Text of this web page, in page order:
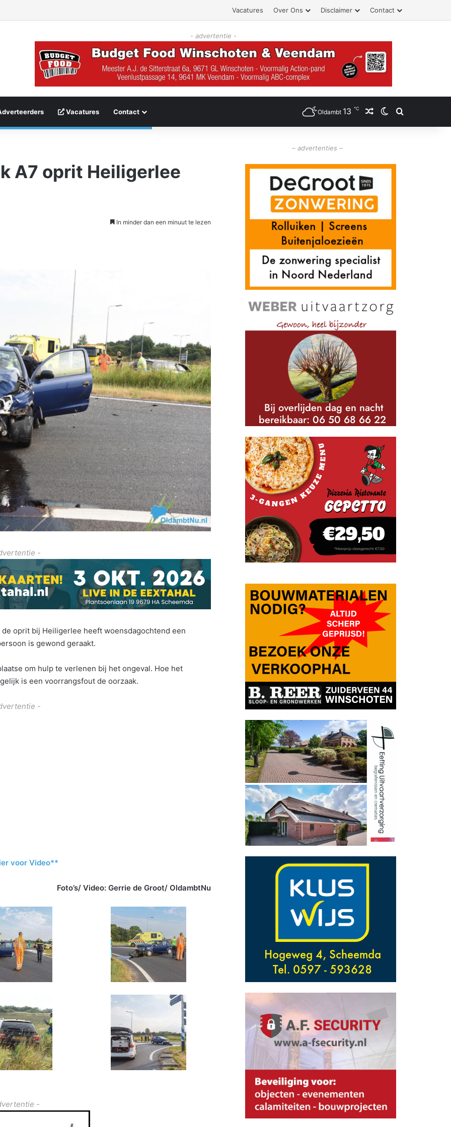
Vacatures Over Ons Disclaimer Contact
- advertentie -
Vacatures Contact Oldambt 13 ℃ Willekeurig artikel
Switch skin
Zoeken
A7 oprit Heiligerlee
In minder dan een minuut te lezen
-
oprit bij Heiligerlee heeft woensdagochtend een
is gewond geraakt.
om hulp te verlenen bij het ongeval. Hoe het
is een voorrangsfout de oorzaak.
-
voor Video**
Foto’s/ Video: Gerrie de Groot/ OldambtNu
-
– advertenties –